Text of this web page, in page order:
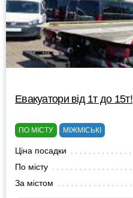
Евакуатори від 1т до 15т!
ПО МІСТУ МІЖМІСЬКІ
Ціна посадки
По місту
За містом